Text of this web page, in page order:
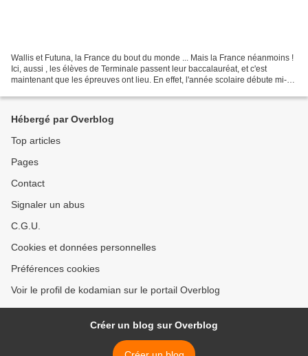
Wallis et Futuna, la France du bout du monde ... Mais la France néanmoins !
Ici, aussi , les élèves de Terminale passent leur baccalauréat, et c'est
maintenant que les épreuves ont lieu. En effet, l'année scolaire débute mi-
Hébergé par Overblog
Top articles
Pages
Contact
Signaler un abus
C.G.U.
Cookies et données personnelles
Préférences cookies
Voir le profil de kodamian sur le portail Overblog
Créer un blog sur Overblog